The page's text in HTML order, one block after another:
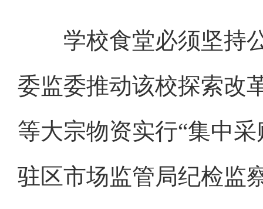
学校食堂必须坚持公
委监委推动该校探索改
等大宗物资实行“集中
驻区市场监管局纪检监